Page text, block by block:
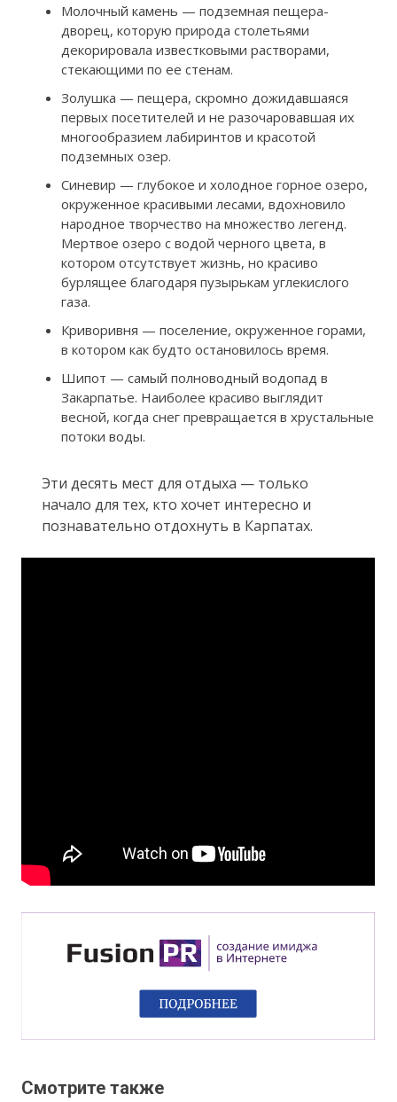
Молочный камень — подземная пещера-
дворец, которую природа столетьями
декорировала известковыми растворами,
стекающими по ее стенам.
Золушка — пещера, скромно дожидавшаяся
первых посетителей и не разочаровавшая их
многообразием лабиринтов и красотой
подземных озер.
Синевир — глубокое и холодное горное озеро,
окруженное красивыми лесами, вдохновило
народное творчество на множество легенд.
Мертвое озеро с водой черного цвета, в
котором отсутствует жизнь, но красиво
бурлящее благодаря пузырькам углекислого
газа.
Криворивня — поселение, окруженное горами,
в котором как будто остановилось время.
Шипот — самый полноводный водопад в
Закарпатье. Наиболее красиво выглядит
весной, когда снег превращается в хрустальные
потоки воды.
Эти десять мест для отдыха — только
начало для тех, кто хочет интересно и
познавательно отдохнуть в Карпатах.
Смотрите также